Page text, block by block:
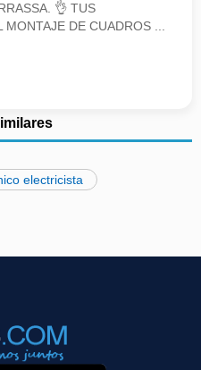
👌 TUS
DE CUADROS ...
electricista